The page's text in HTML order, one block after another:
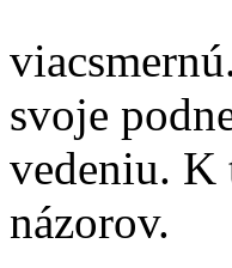
svoje
vedeniu. K
názorov.